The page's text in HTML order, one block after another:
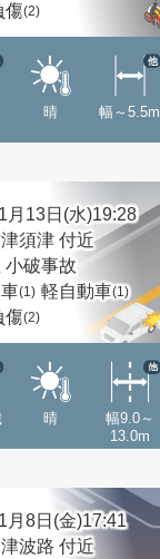
傷(2)
晴 幅～5.5m
他
月13日(水)19:28
須津 付近
小破事故
(1) 軽自動車(1)
傷(2)
晴
幅9.0～
13.0m
他
月8日(金)17:41
波路 付近